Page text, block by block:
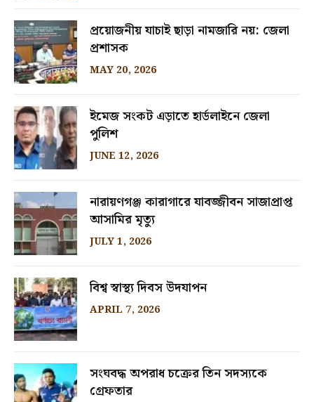
প্রয়োজনীয় যাচাই ছাড়া নামজারি নয়: জেলা
প্রশাসক
MAY 20, 2026
ইমেজ সংকট এড়াতে হার্ডলাইনে জেলা
পুলিশ
JUNE 12, 2026
নারায়ণগঞ্জ কারাগারে যাবজ্জীবন সাজাপ্রাপ্ত
আসামির মৃত্যু
JULY 1, 2026
বিশ্ব স্বাস্থ্য দিবস উদযাপন
APRIL 7, 2026
সংঘবদ্ধ অপরাধ চক্রের তিন সদস্যকে
গ্রেফতার